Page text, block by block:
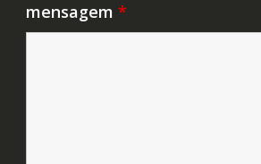
mensagem *